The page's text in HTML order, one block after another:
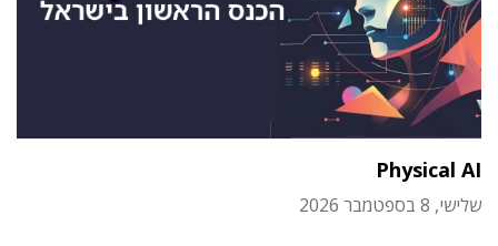
Physical AI
שלישי, 8 בספטמבר 2026